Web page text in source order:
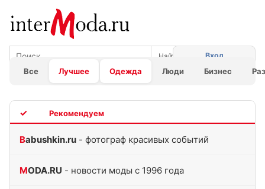
Все Лучшее Одежда Люди Бизнес
Вход
Babushkin.ru - фотограф красивых событий
MODA.RU - новости моды с 1996 года